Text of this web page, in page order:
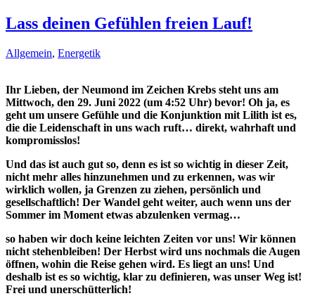
Lass deinen Gefühlen freien Lauf!
Allgemein, Energetik
Ihr Lieben, der Neumond im Zeichen Krebs steht uns am
Mittwoch, den 29. Juni 2022 (um 4:52 Uhr) bevor! Oh ja, es
geht um unsere Gefühle und die Konjunktion mit Lilith ist es,
die die Leidenschaft in uns wach ruft… direkt, wahrhaft und
kompromisslos!
Und das ist auch gut so, denn es ist so wichtig in dieser Zeit,
nicht mehr alles hinzunehmen und zu erkennen, was wir
wirklich wollen, ja Grenzen zu ziehen, persönlich und
gesellschaftlich! Der Wandel geht weiter, auch wenn uns der
Sommer im Moment etwas abzulenken vermag…
so haben wir doch keine leichten Zeiten vor uns! Wir können
nicht stehenbleiben! Der Herbst wird uns nochmals die Augen
öffnen, wohin die Reise gehen wird. Es liegt an uns! Und
deshalb ist es so wichtig, klar zu definieren, was unser Weg ist!
Frei und unerschütterlich!